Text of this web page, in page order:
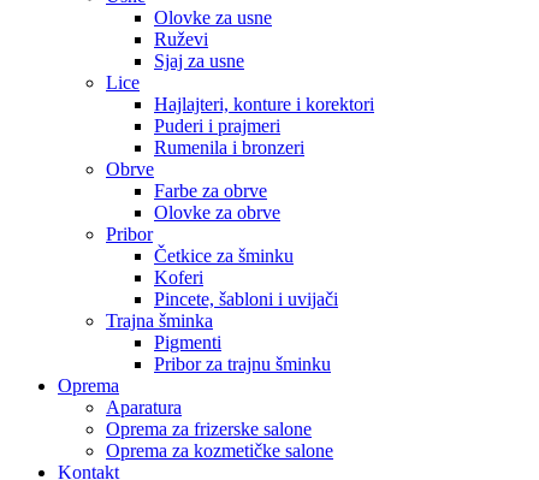
Olovke za usne
Ruževi
Sjaj za usne
Lice
Hajlajteri, konture i korektori
Puderi i prajmeri
Rumenila i bronzeri
Obrve
Farbe za obrve
Olovke za obrve
Pribor
Četkice za šminku
Koferi
Pincete, šabloni i uvijači
Trajna šminka
Pigmenti
Pribor za trajnu šminku
Oprema
Aparatura
Oprema za frizerske salone
Oprema za kozmetičke salone
Kontakt